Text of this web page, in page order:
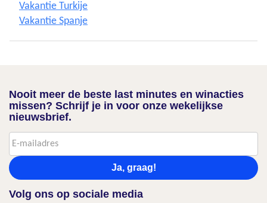
Vakantie Turkije
Vakantie Spanje
Nooit meer de beste last minutes en winacties
missen? Schrijf je in voor onze wekelijkse
nieuwsbrief.
Ja, graag!
Volg ons op sociale media